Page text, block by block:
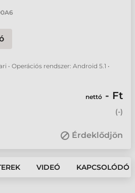
• Operációs rendszer: Android 5.1 •
nettó - Ft
(-)
Érdeklődjön
VIDEÓ KAPCSOLÓDÓ